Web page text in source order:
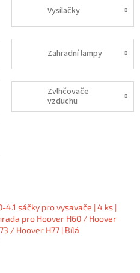
Vysílačky
Zahradní lampy
Zvlhčovače
vzduchu
4.1 sáčky pro vysavače | 4 ks |
pro Hoover H60 / Hoover
/ Hoover H77 | Bílá